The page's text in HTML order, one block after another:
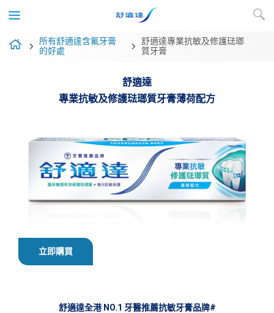
所有舒適達含氟牙膏
的好處
舒適達專業抗敏及修護琺瑯
質牙膏
舒適達
專業抗敏及修護琺瑯質牙膏薄荷配方
立即購買
舒適達全港 NO.1 牙醫推薦抗敏牙膏品牌#